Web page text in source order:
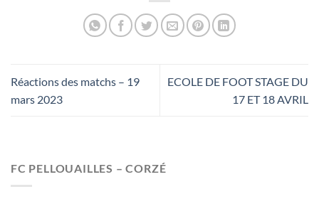
Réactions des matchs – 19
mars 2023
ECOLE DE FOOT STAGE DU
17 ET 18 AVRIL
FC PELLOUAILLES – CORZÉ